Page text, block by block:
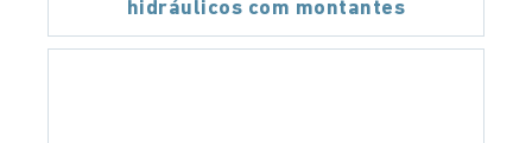
hidráulicos com montantes